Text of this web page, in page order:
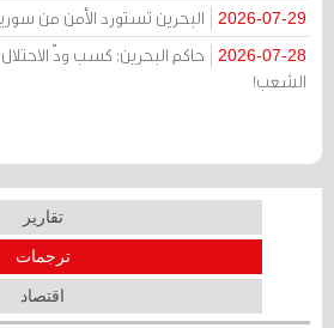
2026-07-29 البحرين تستورد الأمن من
2026-07-28
حاكم البحرين: كسب ودّ
الشعب!
تقارير
ترجمات
اقتصاد